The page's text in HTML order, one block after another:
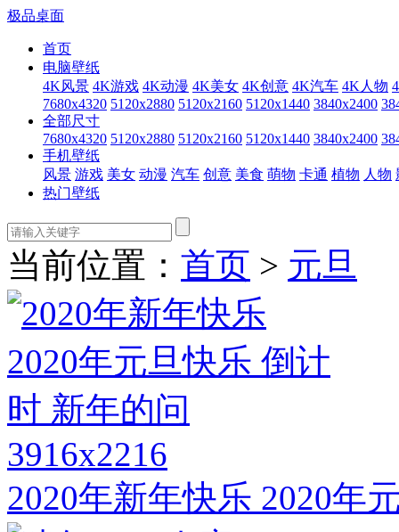
极品桌面
首页
电脑壁纸
4K风景 4K游戏 4K动漫 4K美女 4K创意 4K汽车 4K人物
7680x4320 5120x2880 5120x2160 5120x1440 3840x2400
全部尺寸
7680x4320 5120x2880 5120x2160 5120x1440 3840x2400
手机壁纸
风景 游戏 美女 动漫 汽车 创意 美食 萌物 卡通 植物 人物
热门壁纸
当前位置： 首页 > 元旦
3916x2216
2020年新年快乐 2020年